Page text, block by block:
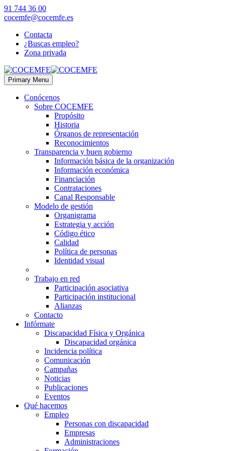
91 744 36 00
cocemfe@cocemfe.es
Contacta
¿Buscas empleo?
Zona privada
Primary Menu
Conócenos
Sobre COCEMFE
Propósito
Historia
Órganos de representación
Reconocimientos
Transparencia y buen gobierno
Información básica de la organización
Información económica
Financiación
Contrataciones
Canal Responsable
Modelo de gestión
Organigrama
Estrategia y acción
Código ético
Calidad
Política de personas
Identidad visual
Trabajo en red
Participación asociativa
Participación institucional
Alianzas
Contacto
Infórmate
Discapacidad Física y Orgánica
Discapacidad orgánica
Incidencia política
Comunicación
Campañas
Noticias
Publicaciones
Eventos
Qué hacemos
Empleo
Personas con discapacidad
Empresas
Administraciones